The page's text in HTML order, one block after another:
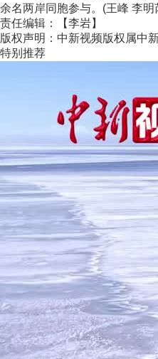
余名两岸同胞参与。(王峰 李明
责任编辑：【李岩】
版权声明：中新视频版权属中
特别推荐